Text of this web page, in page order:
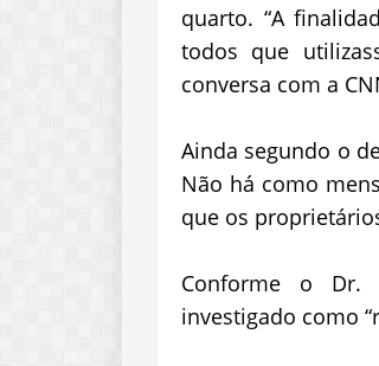
quarto. “A
todos que
conversa com a
Ainda segundo o
Não há como
que os
Conforme o Dr.
investigado como